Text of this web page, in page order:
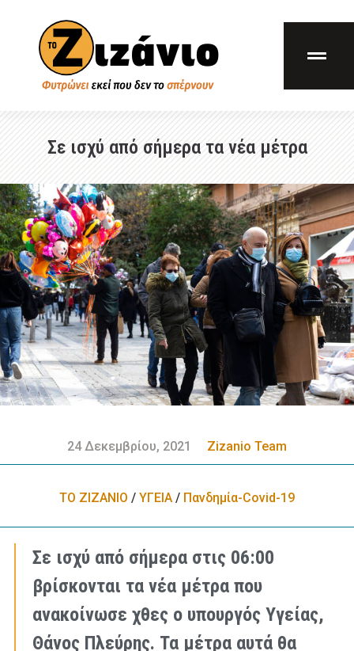
Σε ισχύ από σήμερα τα νέα μέτρα
24 Δεκεμβρίου, 2021 Zizanio Team
ΤΟ ΖΙΖΑΝΙΟ / ΥΓΕΙΑ / Πανδημία-Covid-19
Σε ισχύ από σήμερα στις 06:00
βρίσκονται τα νέα μέτρα που
ανακοίνωσε χθες ο υπουργός Υγείας,
Θάνος Πλεύρης. Τα μέτρα αυτά θα